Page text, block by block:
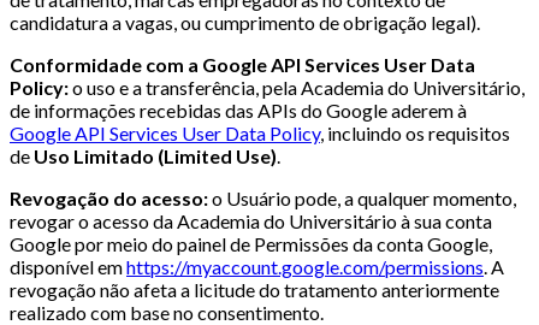
candidatura a vagas, ou cumprimento de obrigação legal).
Conformidade com a Google API Services User Data
Policy:o uso e a transferência, pela Academia do Universitário,
de informações recebidas das APIs do Google aderem à
Google API Services User Data Policy, incluindo os requisitos
de Uso Limitado (Limited Use)
Revogação do acesso:o Usuário pode, a qualquer momento,
revogar o acesso da Academia do Universitário à sua conta
Google por meio do painel de Permissões da conta Google,
disponível emhttps://myaccount.google.com/permissions . A
revogação não afeta a licitude do tratamento anteriormente
realizado com base no consentimento.